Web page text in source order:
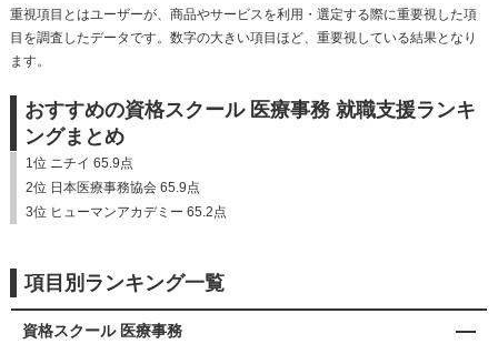
重視項目とはユーザーが、商品やサービスを利用・選定する際に重要視した項
目を調査したデータです。数字の大きい項目ほど、重要視している結果となり
ます。
おすすめの資格スクール 医療事務 就職支援ランキ
ングまとめ
1位 ニチイ 65.9点
2位 日本医療事務協会 65.9点
3位 ヒューマンアカデミー 65.2点
項目別ランキング一覧
資格スクール 医療事務